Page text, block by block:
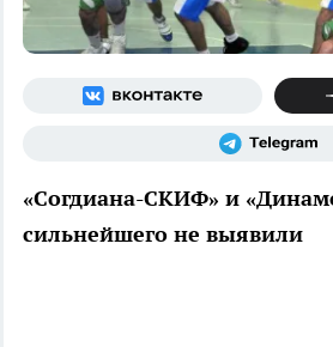
«Согдиана-СКИФ» и
сильнейшего не выявили